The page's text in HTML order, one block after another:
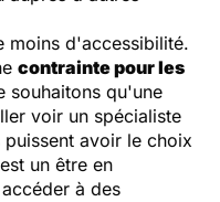
moins d'accessibilité.
contrainte pour les
souhaitons qu'une
voir un spécialiste
avoir le choix
un être en
à des